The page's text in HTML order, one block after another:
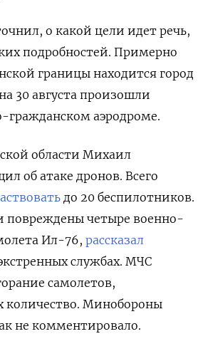
о какой цели идет речь,
подробностей. Примерно
границы находится город
30 августа произошли
гражданском аэродроме.
области Михаил
об атаке дронов. Всего
до 20 беспилотников.
повреждены четыре военно-
Ил-76, рассказал
службах. МЧС
самолетов,
количество. Минобороны
не комментировало.